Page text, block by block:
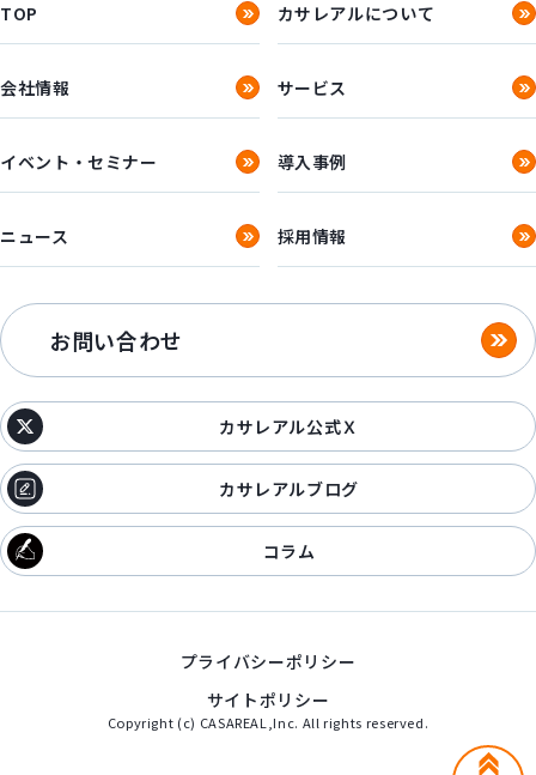
TOP カサレアルについて
会社情報 サービス
イベント・セミナー 導入事例
ニュース 採用情報
お問い合わせ
カサレアル公式Ｘ
カサレアルブログ
コラム
プライバシーポリシー
サイトポリシー
Copyright (c) CASAREAL,Inc. All rights reserved.